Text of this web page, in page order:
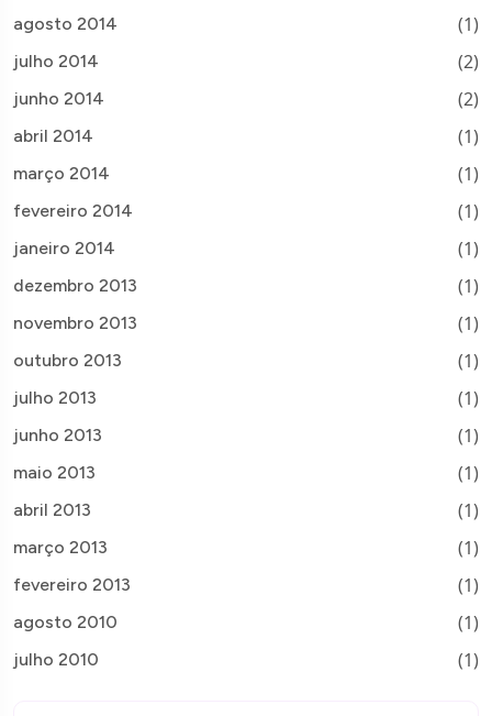
agosto 2014 (1)
julho 2014 (2)
junho 2014 (2)
abril 2014 (1)
março 2014 (1)
fevereiro 2014 (1)
janeiro 2014 (1)
dezembro 2013 (1)
novembro 2013 (1)
outubro 2013 (1)
julho 2013 (1)
junho 2013 (1)
maio 2013 (1)
abril 2013 (1)
março 2013 (1)
fevereiro 2013 (1)
agosto 2010 (1)
julho 2010 (1)